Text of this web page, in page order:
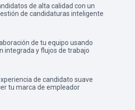
de alta calidad con un
de candidaturas inteligente
de tu equipo usando
integrada y flujos de trabajo
de candidato suave
tu marca de empleador